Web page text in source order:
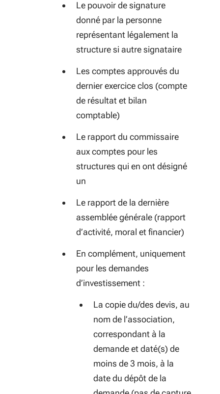
Le pouvoir de signature
donné par la personne
représentant légalement la
structure si autre signataire
Les comptes approuvés du
dernier exercice clos (compte
de résultat et bilan
comptable)
Le rapport du commissaire
aux comptes pour les
structures qui en ont désigné
un
Le rapport de la dernière
assemblée générale (rapport
d’activité, moral et financier)
En complément, uniquement
pour les demandes
d’investissement :
La copie du/des devis, au
nom de l’association,
correspondant à la
demande et daté(s) de
moins de 3 mois, à la
date du dépôt de la